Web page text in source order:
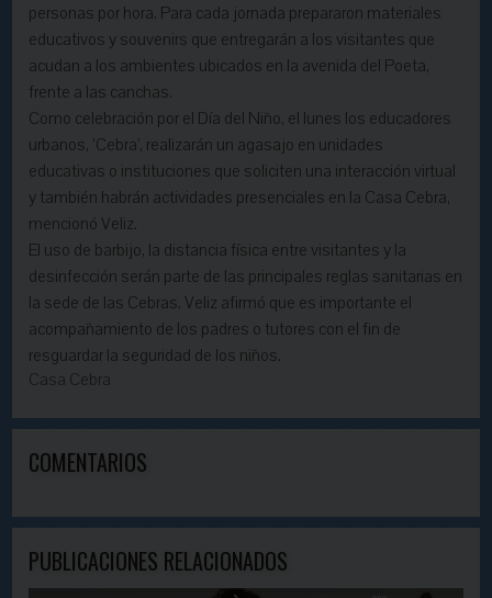
personas por hora. Para cada jornada prepararon materiales
educativos y souvenirs que entregarán a los visitantes que
acudan a los ambientes ubicados en la avenida del Poeta,
frente a las canchas.
Como celebración por el Día del Niño, el lunes los educadores
urbanos, ‘Cebra’, realizarán un agasajo en unidades
educativas o instituciones que soliciten una interacción virtual
y también habrán actividades presenciales en la Casa Cebra,
mencionó Veliz.
El uso de barbijo, la distancia física entre visitantes y la
desinfección serán parte de las principales reglas sanitarias en
la sede de las Cebras. Veliz afirmó que es importante el
acompañamiento de los padres o tutores con el fin de
resguardar la seguridad de los niños.
Casa Cebra
COMENTARIOS
PUBLICACIONES RELACIONADOS